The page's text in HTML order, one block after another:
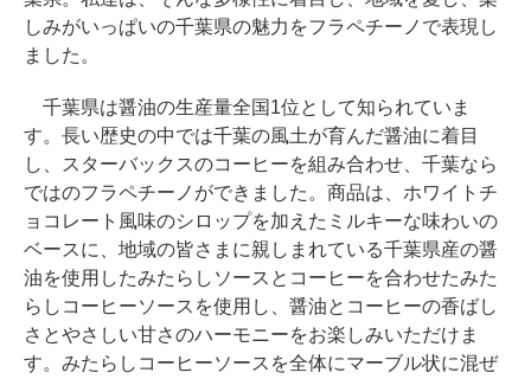
しみがいっぱいの千葉県の魅力をフラペチーノで表現し
ました。
千葉県は醤油の生産量全国1位として知られていま
す。長い歴史の中では千葉の風土が育んだ醤油に着目
し、スターバックスのコーヒーを組み合わせ、千葉なら
ではのフラペチーノができました。商品は、ホワイトチ
ョコレート風味のシロップを加えたミルキーな味わいの
ベースに、地域の皆さまに親しまれている千葉県産の醤
油を使用したみたらしソースとコーヒーを合わせたみた
らしコーヒーソースを使用し、醤油とコーヒーの香ばし
さとやさしい甘さのハーモニーをお楽しみいただけま
す。みたらしコーヒーソースを全体にマーブル状に混ぜ